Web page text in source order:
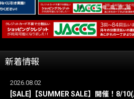
新着情報
2026.08.02
[SALE]【SUMMER SALE】開催！8/